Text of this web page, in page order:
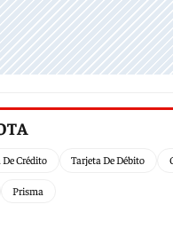
Crédito Tarjeta De Débito
Prisma